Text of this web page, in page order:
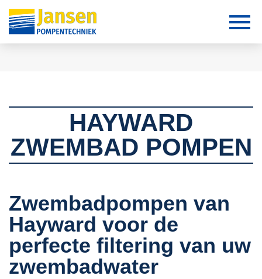
HAYWARD
ZWEMBAD POMPEN
Zwembadpompen van
Hayward voor de
perfecte filtering van uw
zwembadwater